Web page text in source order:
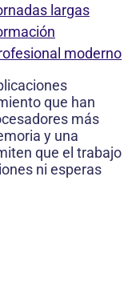
largas
moderno
que han
más
y una
que el trabajo
ni esperas